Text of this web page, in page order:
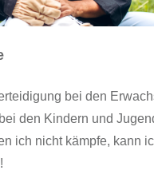
bei den
den Kindern und
ich nicht kämpfe, kann